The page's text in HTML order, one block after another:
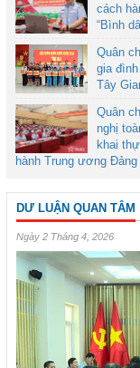
cách
“Bình
Quân
gia
Tây
Quân
nghị
khai
hành Trung ương
DƯ LUẬN QUAN TÂM
Ngày 2 Tháng 4, 2026